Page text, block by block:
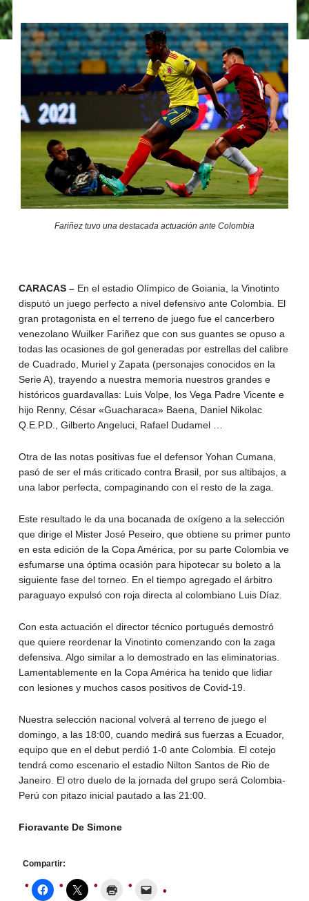
Fariñez tuvo una destacada actuación ante Colombia
CARACAS – En el estadio Olímpico de Goiania, la Vinotinto
disputó un juego perfecto a nivel defensivo ante Colombia. El
gran protagonista en el terreno de juego fue el cancerbero
venezolano Wuilker Fariñez que con sus guantes se opuso a
todas las ocasiones de gol generadas por estrellas del calibre
de Cuadrado, Muriel y Zapata (personajes conocidos en la
Serie A), trayendo a nuestra memoria nuestros grandes e
históricos guardavallas: Luis Volpe, los Vega Padre Vicente e
hijo Renny, César «Guacharaca» Baena, Daniel Nikolac
Q.E.P.D., Gilberto Angeluci, Rafael Dudamel …
Otra de las notas positivas fue el defensor Yohan Cumana,
pasó de ser el más criticado contra Brasil, por sus altibajos, a
una labor perfecta, compaginando con el resto de la zaga.
Este resultado le da una bocanada de oxígeno a la selección
que dirige el Mister José Peseiro, que obtiene su primer punto
en esta edición de la Copa América, por su parte Colombia ve
esfumarse una óptima ocasión para hipotecar su boleto a la
siguiente fase del torneo. En el tiempo agregado el árbitro
paraguayo expulsó con roja directa al colombiano Luis Díaz.
Con esta actuación el director técnico portugués demostró
que quiere reordenar la Vinotinto comenzando con la zaga
defensiva. Algo similar a lo demostrado en las eliminatorias.
Lamentablemente en la Copa América ha tenido que lidiar
con lesiones y muchos casos positivos de Covid-19.
Nuestra selección nacional volverá al terreno de juego el
domingo, a las 18:00, cuando medirá sus fuerzas a Ecuador,
equipo que en el debut perdió 1-0 ante Colombia. El cotejo
tendrá como escenario el estadio Nilton Santos de Rio de
Janeiro. El otro duelo de la jornada del grupo será Colombia-
Perú con pitazo inicial pautado a las 21:00.
Fioravante De Simone
Compartir: